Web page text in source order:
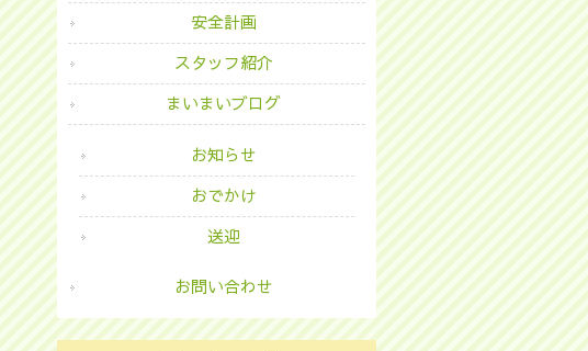
安全計画
スタッフ紹介
まいまいブログ
お知らせ
おでかけ
送迎
お問い合わせ